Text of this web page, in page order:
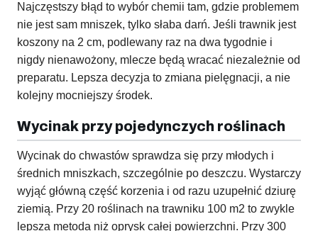
Najczęstszy błąd to wybór chemii tam, gdzie problemem
nie jest sam mniszek, tylko słaba darń. Jeśli trawnik jest
koszony na 2 cm, podlewany raz na dwa tygodnie i
nigdy nienawożony, mlecze będą wracać niezależnie od
preparatu. Lepsza decyzja to zmiana pielęgnacji, a nie
kolejny mocniejszy środek.
Wycinak przy pojedynczych roślinach
Wycinak do chwastów sprawdza się przy młodych i
średnich mniszkach, szczególnie po deszczu. Wystarczy
wyjąć główną część korzenia i od razu uzupełnić dziurę
ziemią. Przy 20 roślinach na trawniku 100 m2 to zwykle
lepsza metoda niż oprysk całej powierzchni. Przy 300